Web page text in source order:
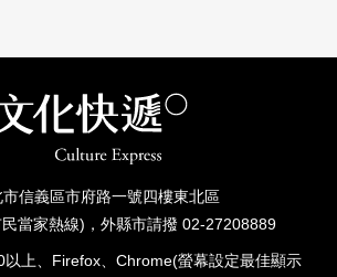
信義區市府路一號四樓東北區
當家熱線)，外縣市請撥 02-27208889
以上、Firefox、Chrome(螢幕設定最佳顯示